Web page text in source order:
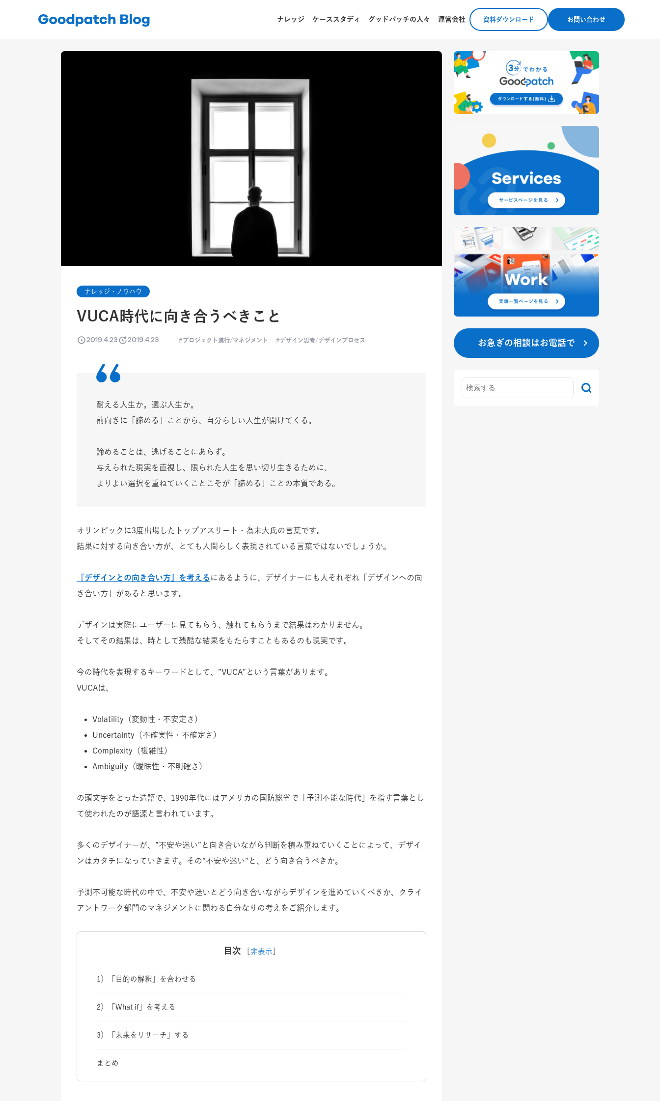
ナレッジ ケーススタディ グッドパッチの人々 運営会社 資料ダウンロード お問い合わせ
ナレッジ・ノウハウ
VUCA時代に向き合うべきこと
2019.4.23 2019.4.23 プロジェクト進行/マネジメント デザイン思考/デザインプロセス
耐える人生か。選ぶ人生か。
前向きに「諦める」ことから、自分らしい人生が開けてくる。
諦めることは、逃げることにあらず。
与えられた現実を直視し、限られた人生を思い切り生きるために、
よりよい選択を重ねていくことこそが「諦める」ことの本質である。
オリンピックに3度出場したトップアスリート・為末大氏の言葉です。
結果に対する向き合い方が、とても人間らしく表現されている言葉ではないでしょうか。
『デザインとの向き合い方』を考える にあるように、デザイナーにも人それぞれ「デザインへの向
き合い方」があると思います。
デザインは実際にユーザーに見てもらう、触れてもらうまで結果はわかりません。
そしてその結果は、時として残酷な結果をもたらすこともあるのも現実です。
今の時代を表現するキーワードとして、”VUCA”という言葉があります。
VUCAは、
Volatility（変動性・不安定さ）
Uncertainty（不確実性・不確定さ）
Complexity（複雑性）
Ambiguity（曖昧性・不明確さ）
の頭文字をとった造語で、1990年代にはアメリカの国防総省で「予測不能な時代」を指す言葉とし
て使われたのが語源と言われています。
多くのデザイナーが、”不安や迷い”と向き合いながら判断を積み重ねていくことによって、デザイ
ンはカタチになっていきます。その”不安や迷い”と、どう向き合うべきか。
予測不可能な時代の中で、不安や迷いとどう向き合いながらデザインを進めていくべきか、クライ
アントワーク部門のマネジメントに関わる自分なりの考えをご紹介します。
目次 非表示
1）「目的の解釈」を合わせる
2）「What if」を考える
3）「未来をリサーチ」する
まとめ
お急ぎの相談はお電話で